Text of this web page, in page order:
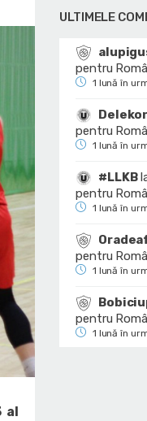
ULTIMELE
pentru
1 lună în
pentru
1 lună în
#LLKB
pentru
1 lună în
pentru
1 lună în
pentru
1 lună în